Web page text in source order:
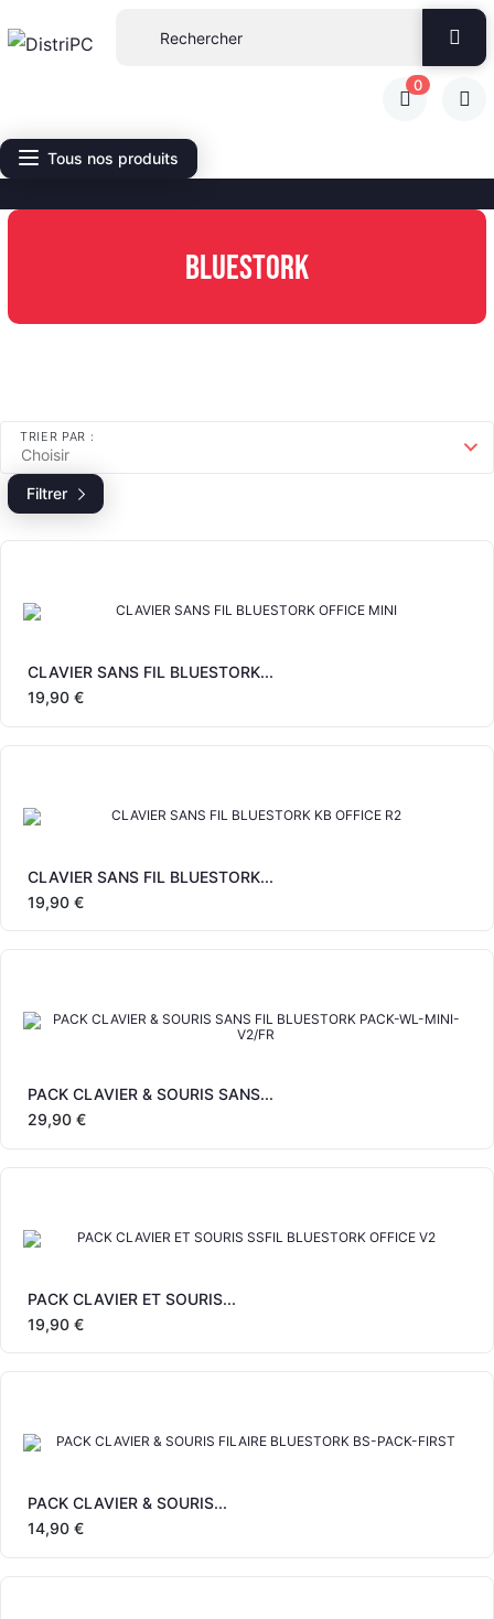
0
Tous nos produits
BLUESTORK
TRIER PAR :
Choisir
Filtrer
CLAVIER SANS FIL BLUESTORK...
19,90 €
CLAVIER SANS FIL BLUESTORK...
19,90 €
PACK CLAVIER & SOURIS SANS...
29,90 €
PACK CLAVIER ET SOURIS...
19,90 €
PACK CLAVIER & SOURIS...
14,90 €